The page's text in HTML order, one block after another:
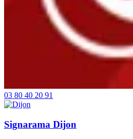
03 80 40 20 91
Signarama Dijon